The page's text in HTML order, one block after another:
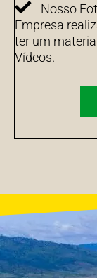
Nosso
Empresa
ter um
Vídeos.